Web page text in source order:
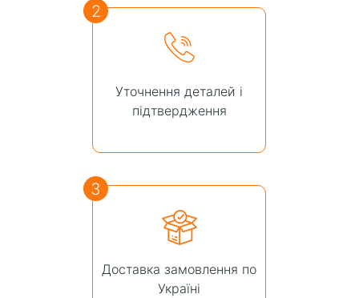
2
Уточнення деталей і
підтвердження
3
Доставка замовлення по
Україні